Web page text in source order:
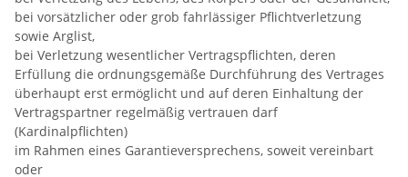
bei vorsätzlicher oder grob fahrlässiger Pflichtverletzung
sowie Arglist,
bei Verletzung wesentlicher Vertragspflichten, deren
Erfüllung die ordnungsgemäße Durchführung des Vertrages
überhaupt erst ermöglicht und auf deren Einhaltung der
Vertragspartner regelmäßig vertrauen darf
(Kardinalpflichten)
im Rahmen eines Garantieversprechens, soweit vereinbart
oder